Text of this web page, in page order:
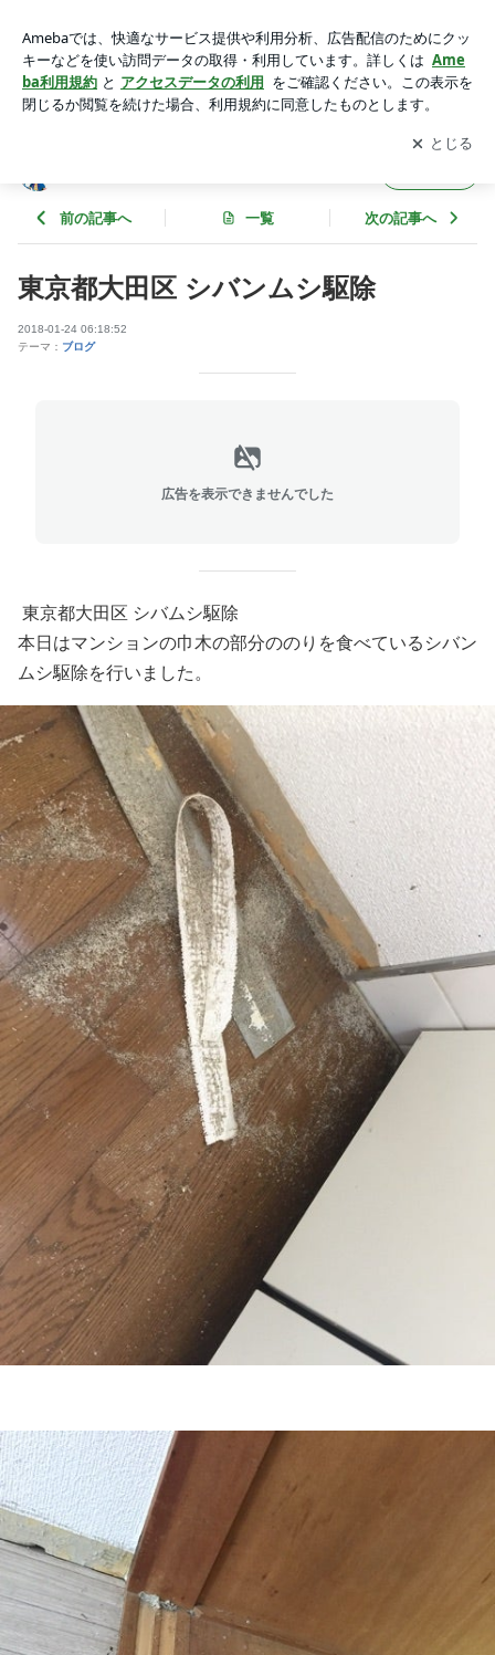
業奮闘記アプリをダウンロードして ブログの更新通知
を受け取りまし
ょう。
開く
前の記事へ 一覧 次の記事へ
東京都大田区 シバンムシ駆除
2018-01-24 06:18:52
テーマ： ブログ
広告を表示できませんでした
東京都大田区 シバムシ駆除
本日はマンションの巾木の部分ののりを食べているシバン
ムシ駆除を行いました。